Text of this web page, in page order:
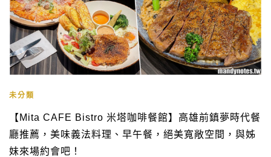
未分類
【Mita CAFE Bistro 米塔咖啡餐館】高雄前鎮夢時代餐
廳推薦，美味義法料理、早午餐，絕美寬敞空間，與姊
妹來場約會吧！